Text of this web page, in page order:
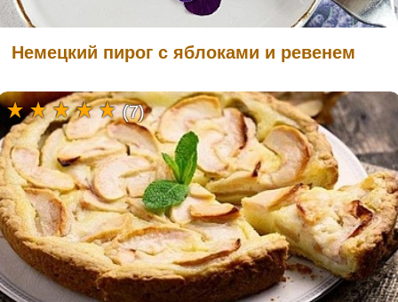
Немецкий пирог с яблоками и ревенем
(7)